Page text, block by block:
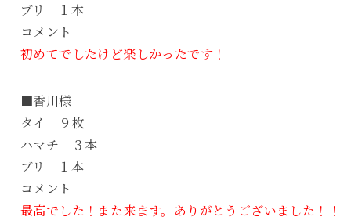
ブリ １本
コメント
初めてでしたけど楽しかったです！
■香川様
タイ ９枚
ハマチ ３本
ブリ １本
コメント
最高でした！また来ます。ありがとうございました！！